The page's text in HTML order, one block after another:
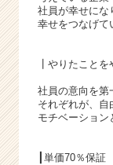
社員が幸せにな
幸せをつなげて
┃やりたことを
社員の意向を第
それぞれが、
モチベーション
┃単価70％保